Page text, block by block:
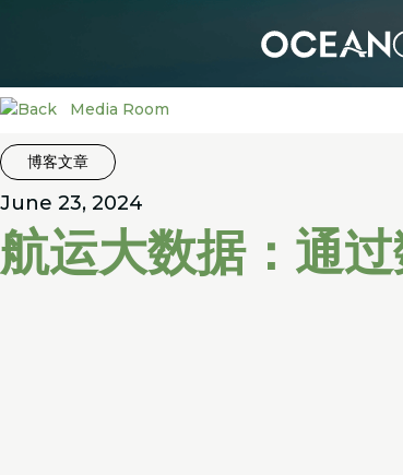
Media Room
博客文章
June 23, 2024
航运大数据：通